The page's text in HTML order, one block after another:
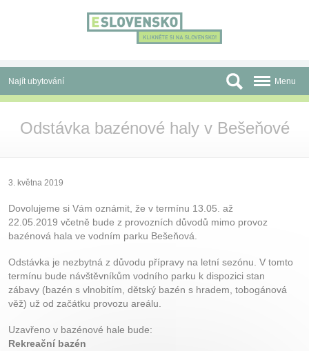
Najít ubytování
Před cestou
Atrakce
O nás
Menu
Odstávka bazénové haly v Bešeňové
3. května 2019
Dovolujeme si Vám oznámit, že v termínu 13.05. až
22.05.2019 včetně bude z provozních důvodů mimo provoz
bazénová hala ve vodním parku Bešeňová.
Odstávka je nezbytná z důvodu přípravy na letní sezónu. V tomto
termínu bude návštěvníkům vodního parku k dispozici stan
zábavy (bazén s vlnobitím, dětský bazén s hradem, tobogánová
věž) už od začátku provozu areálu.
Uzavřeno v bazénové hale bude:
Rekreační bazén